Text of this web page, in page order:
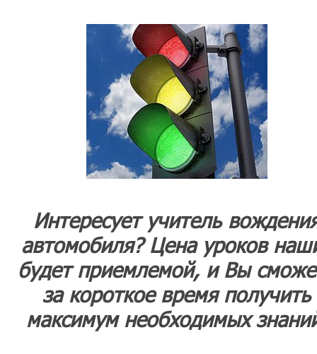
Интересует учитель
автомобиля? Цена уроков
будет приемлемой, и Вы
за короткое время получить
максимум необходимых